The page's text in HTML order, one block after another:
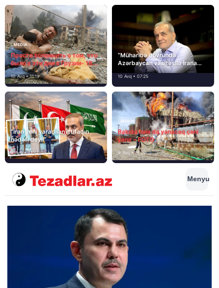
MEDİA
Просто вспомнить о том, что
было в эти дни в Грузии- 18
лет назад, 8 августа 2008
года…
10 Avq • 11:19
“Müharibə dövründə
Azərbaycan vasitəsilə İrana
yardım və dəstək göstərilib”
10 Avq • 07:25
“İran yeni yaradılan ittifaqın
hədəfi deyil”
9 Avq • 21:54
MEDİA
Bakıda hələ də yanacaq çəni
yanır – FOTO
9 Avq • 18:00
Menyu